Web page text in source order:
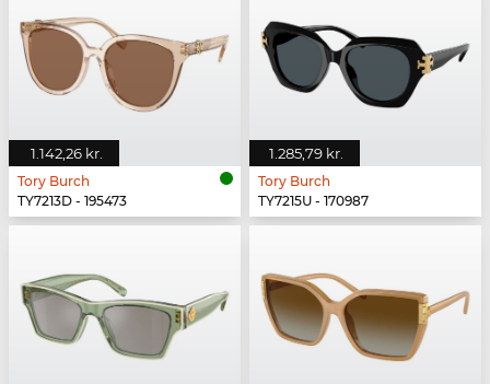
1.142,26 kr.
Tory Burch
TY7213D - 195473
1.285,79 kr.
Tory Burch
TY7215U - 170987